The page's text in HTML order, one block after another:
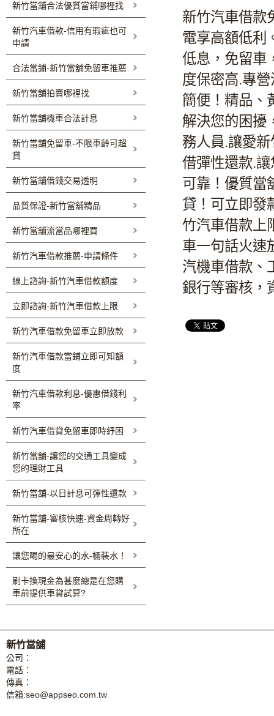
新竹汽車借款
電享高額低利
低息，免留車
度保密高.專
簡便！精品、
解決您的困擾
務人員.讓愛新
借彈性還款.
可靠！優質當
貸！可立即發
竹汽車借款上
車一句話火速
汽機車借款、
銀行等審核，
新竹當舖合法優質當鋪哪裡找
新竹汽車借款-信用有瑕疵也可
申請
合法當鋪-新竹當舖免留車推薦
新竹當舖拍賣哪裡找
新竹當舖機車合法計息
新竹當舖免留車-不限車齡可超
貸
新竹當舖借錢交易透明
品質保證-新竹當舖精品
新竹當舖流當品哪裡買
新竹汽車借款推薦-申請條件
線上諮詢-新竹汽車借款額度
立即諮詢-新竹汽車借款上限
新竹汽車借款免留車立即放款
新竹汽車借款當鋪立即可知額
度
新竹汽車借款利息-優惠借錢利
率
新竹汽車借貸免留車即時紓困
新竹當舖-讓您的交通工具變成
您的理財工具
新竹當舖-以日計息可彈性還款
新竹當舖-審核快速-資金周轉好
所在
讓您喝的最安心的水-桶裝水！
刷卡換現金為甚麼總是在您購
車前提供車貸試算?
新竹當舖
公司：
電話：
傳真：
信箱:seo@appseo.com.tw